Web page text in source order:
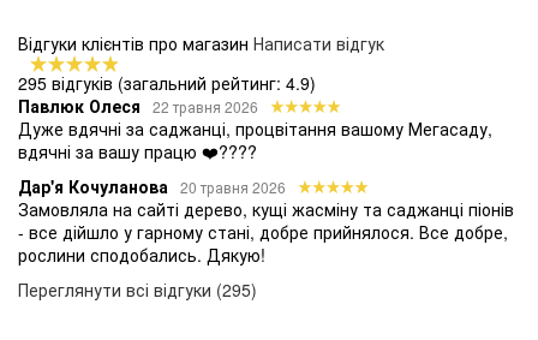
Відгуки клієнтів про магазин Написати відгук
295 відгуків (загальний рейтинг: 4.9)
Павлюк Олеся
22 травня 2026
Дуже вдячні за саджанці, процвітання вашому Мегасаду,
вдячні за вашу працю ❤️????
Дар'я Кочуланова
20 травня 2026
Замовляла на сайті дерево, кущі жасміну та саджанці піонів
- все дійшло у гарному стані, добре прийнялося. Все добре,
рослини сподобались. Дякую!
Переглянути всі відгуки (295)